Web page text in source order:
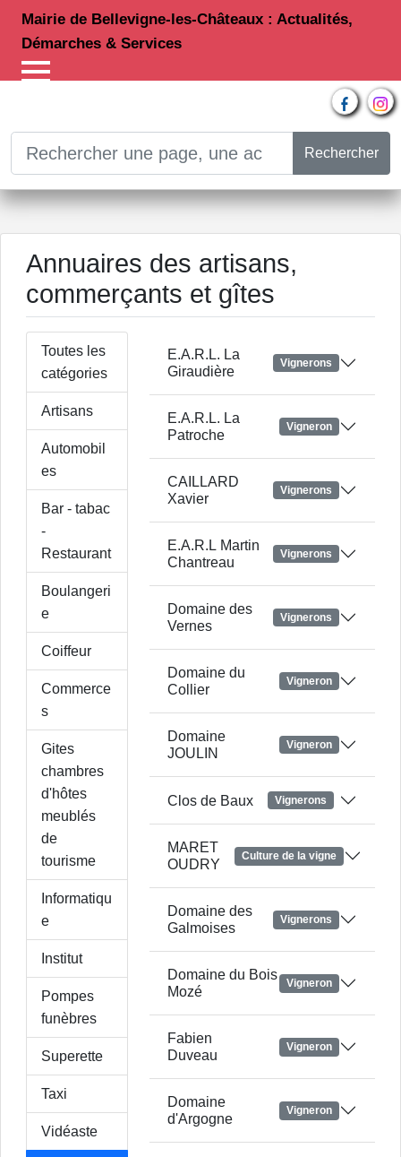
Mairie de Bellevigne-les-Châteaux : Actualités,
Démarches & Services
Rechercher
Annuaires des artisans,
commerçants et gîtes
Toutes les
catégories
Artisans
Automobil
es
Bar - tabac
-
Restaurant
Boulangeri
e
Coiffeur
Commerce
s
Gites
chambres
d'hôtes
meublés
de
tourisme
Informatiqu
e
Institut
Pompes
funèbres
Superette
Taxi
Vidéaste
E.A.R.L. La
Giraudière
Vignerons
E.A.R.L. La
Patroche
Vigneron
CAILLARD
Xavier
Vignerons
E.A.R.L Martin
Chantreau
Vignerons
Domaine des
Vernes
Vignerons
Domaine du
Collier
Vigneron
Domaine
JOULIN
Vigneron
Clos de Baux Vignerons
MARET
OUDRY
Culture de la vigne
Domaine des
Galmoises
Vignerons
Domaine du Bois
Mozé
Vigneron
Fabien
Duveau
Vigneron
Domaine
d'Argogne
Vigneron